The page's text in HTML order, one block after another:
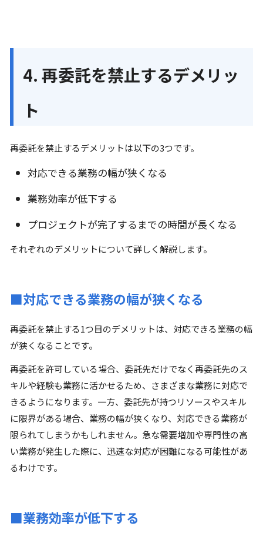
4. 再委託を禁止するデメリッ
ト
再委託を禁止するデメリットは以下の3つです。
対応できる業務の幅が狭くなる
業務効率が低下する
プロジェクトが完了するまでの時間が長くなる
それぞれのデメリットについて詳しく解説します。
■対応できる業務の幅が狭くなる
再委託を禁止する1つ目のデメリットは、対応できる業務の幅
が狭くなることです。
再委託を許可している場合、委託先だけでなく再委託先のス
キルや経験も業務に活かせるため、さまざまな業務に対応で
きるようになります。一方、委託先が持つリソースやスキル
に限界がある場合、業務の幅が狭くなり、対応できる業務が
限られてしまうかもしれません。急な需要増加や専門性の高
い業務が発生した際に、迅速な対応が困難になる可能性があ
るわけです。
■業務効率が低下する